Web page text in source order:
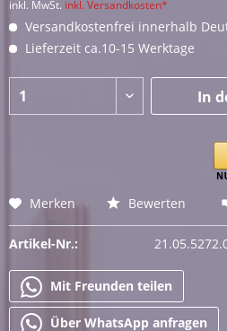
inkl. MwSt. inkl. Versandkosten*
Versandkostenfrei innerhalb
Lieferzeit ca.10-15 Werktage
In
Merken Bewerten
Artikel-Nr.:
Mit Freunden teilen
Über WhatsApp anfragen